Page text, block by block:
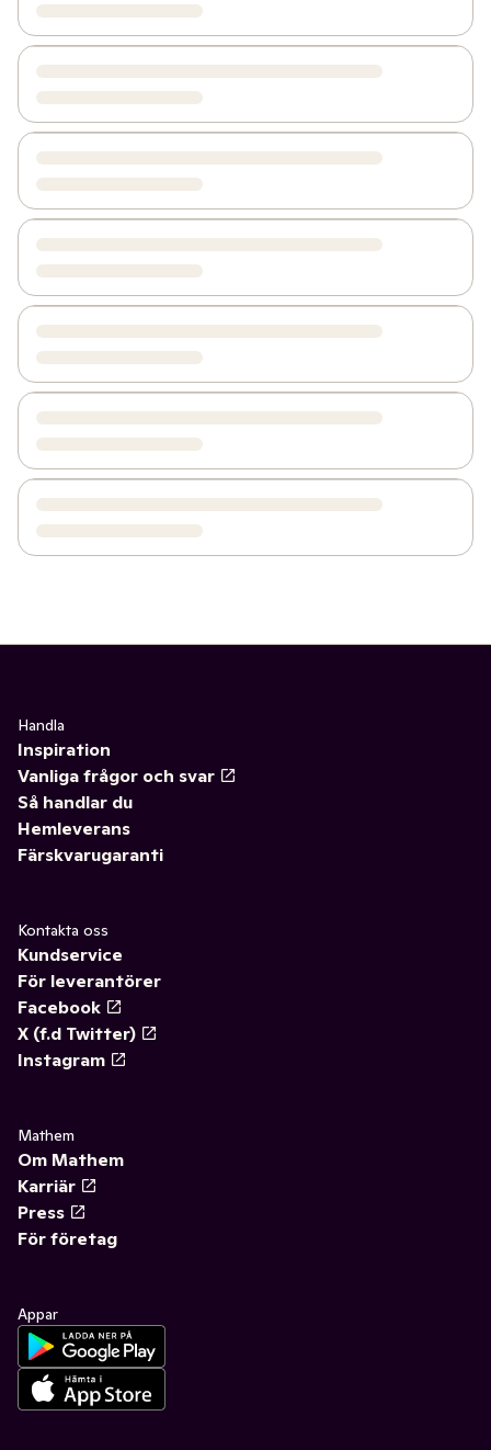
Handla
Inspiration
Vanliga frågor och svar
Så handlar du
Hemleverans
Färskvarugaranti
Kontakta oss
Kundservice
För leverantörer
Facebook
X (f.d Twitter)
Instagram
Mathem
Om Mathem
Karriär
Press
För företag
Appar